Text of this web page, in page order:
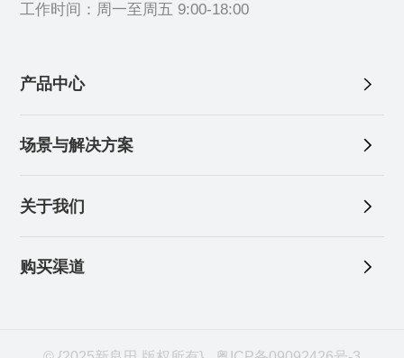
工作时间：周一至周五 9:00-18:00
产品中心
场景与解决方案
关于我们
购买渠道